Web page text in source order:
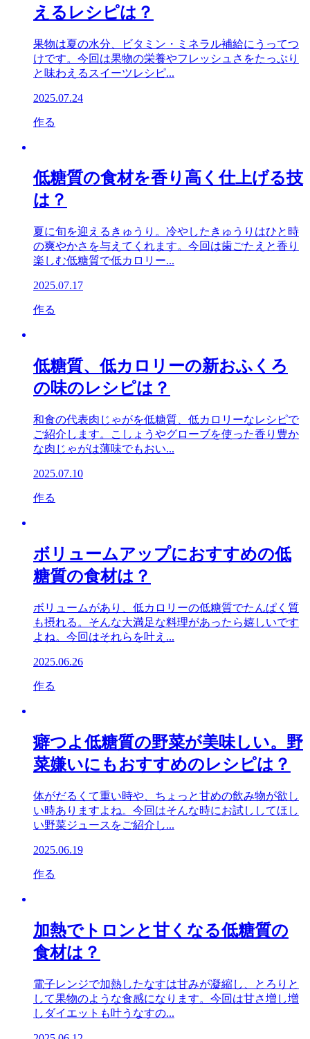
えるレシピは？
果物は夏の水分、ビタミン・ミネラル補給にうってつ
けです。今回は果物の栄養やフレッシュさをたっぷり
と味わえるスイーツレシピ...
2025.07.24
作る
低糖質の食材を香り高く仕上げる技
は？
夏に旬を迎えるきゅうり。冷やしたきゅうりはひと時
の爽やかさを与えてくれます。今回は歯ごたえと香り
楽しむ低糖質で低カロリー...
2025.07.17
作る
低糖質、低カロリーの新おふくろ
の味のレシピは？
和食の代表肉じゃがを低糖質、低カロリーなレシピで
ご紹介します。こしょうやグローブを使った香り豊か
な肉じゃがは薄味でもおい...
2025.07.10
作る
ボリュームアップにおすすめの低
糖質の食材は？
ボリュームがあり、低カロリーの低糖質でたんぱく質
も摂れる。そんな大満足な料理があったら嬉しいです
よね。今回はそれらを叶え...
2025.06.26
作る
癖つよ低糖質の野菜が美味しい。野
菜嫌いにもおすすめのレシピは？
体がだるくて重い時や、ちょっと甘めの飲み物が欲し
い時ありますよね。今回はそんな時にお試ししてほし
い野菜ジュースをご紹介し...
2025.06.19
作る
加熱でトロンと甘くなる低糖質の
食材は？
電子レンジで加熱したなすは甘みが凝縮し、とろりと
して果物のような食感になります。今回は甘さ増し増
しダイエットも叶うなすの...